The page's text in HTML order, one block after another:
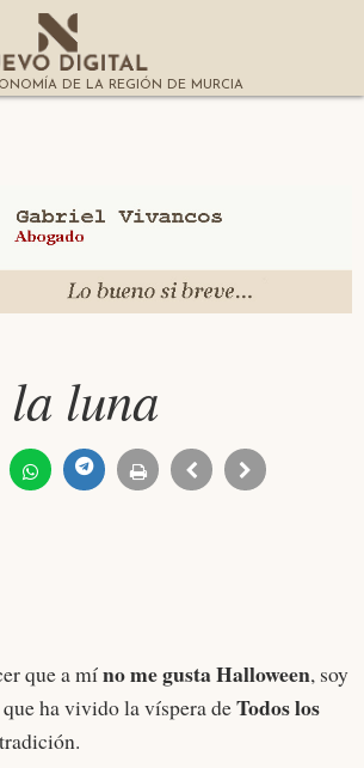
DE LA REGIÓN DE MURCIA
luna
que a míno me gusta Halloween, soy
ha vivido la víspera deTodos los